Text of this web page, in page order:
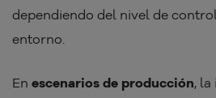
dependiendo del nivel de
entorno.
En escenarios de producción,